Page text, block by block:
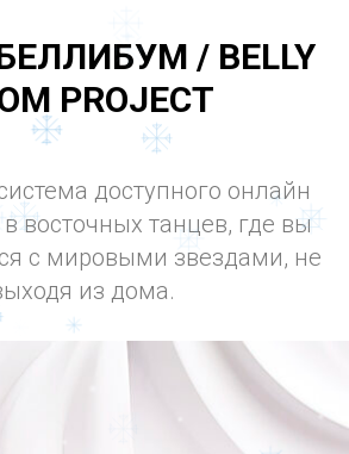
/ BELLY
PROJECT
доступного онлайн
восточных танцев, где вы
с мировыми звездами, не
из дома.